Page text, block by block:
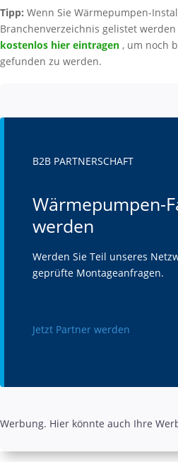
Tipp: Wenn Sie Wärmepumpen-
Branchenverzeichnis gelistet
kostenlos hier eintragen , um noch
gefunden zu werden.
B2B PARTNERSCHAFT
Wärmepumpen-
werden
Werden Sie Teil unseres
geprüfte Montageanfragen.
Jetzt Partner werden
Werbung. Hier könnte auch Ihre